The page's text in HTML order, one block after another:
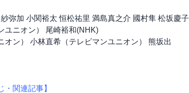
弥加 小関裕太 恒松祐里 満島真之介 國村隼 松坂慶子
ユニオン） 尾崎裕和(NHK)
オン） 小林直希（テレビマンユニオン） 熊坂出
・関連記事】